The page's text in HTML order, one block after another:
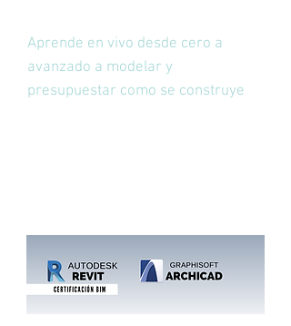
Aprende en vivo desde cero a
avanzado a modelar y
presupuestar como se construye